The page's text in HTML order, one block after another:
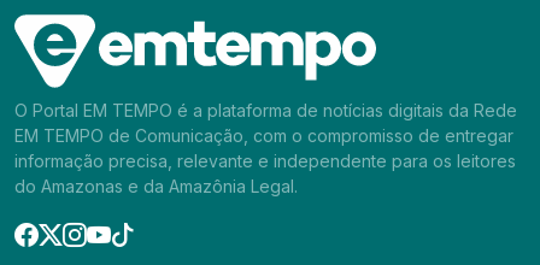
O Portal EM TEMPO é a plataforma de notícias digitais da Rede
EM TEMPO de Comunicação, com o compromisso de entregar
informação precisa, relevante e independente para os leitores
do Amazonas e da Amazônia Legal.